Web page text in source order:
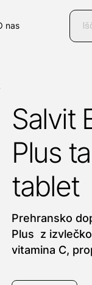
nas
Salvit
Plus
tablet
Prehransko
Plus z
vitamina C,